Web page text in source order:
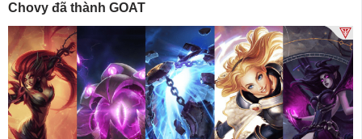
Chovy đã thành GOAT